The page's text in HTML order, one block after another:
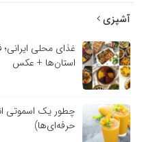
آشپزی
غذای محلی
استان‌ها + عکس
چطور یک اسموتی
حرفه‌ای‌ها)